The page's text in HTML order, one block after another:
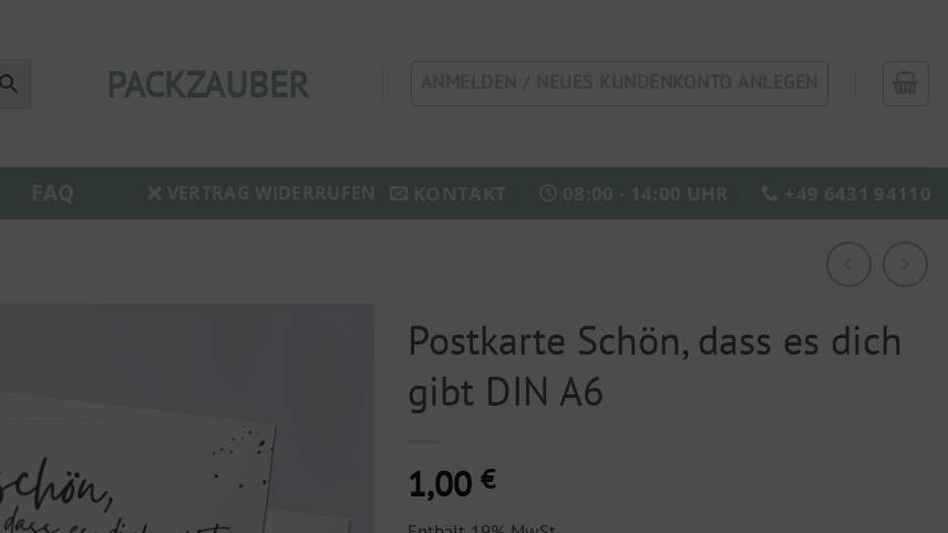
PACKZAUBER
FAQ VERTRAG WIDERRUFEN KONTAKT 08:00 - 14:00 UHR +49 6431 94110
Postkarte Schön, dass es dich
gibt DIN A6
1,00 €